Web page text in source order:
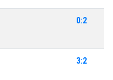
0:2
3:2